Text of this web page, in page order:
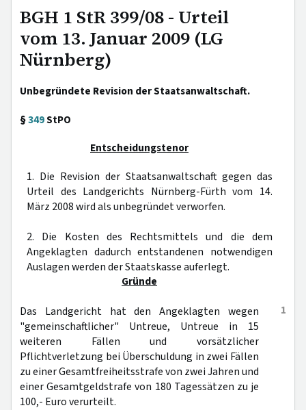
BGH 1 StR 399/08 - Urteil
vom 13. Januar 2009 (LG
Nürnberg)
Unbegründete Revision der Staatsanwaltschaft.
§349StPO
Entscheidungstenor
1. Die Revision der Staatsanwaltschaft gegen das
Urteil des Landgerichts Nürnberg-Fürth vom 14.
März 2008 wird als unbegründet verworfen.
2. Die Kosten des Rechtsmittels und die dem
Angeklagten dadurch entstandenen notwendigen
Auslagen werden der Staatskasse auferlegt.
Gründe
1
Das Landgericht hat den Angeklagten wegen
"gemeinschaftlicher" Untreue, Untreue in 15
weiteren Fällen und vorsätzlicher
Pflichtverletzung bei Überschuldung in zwei Fällen
zu einer Gesamtfreiheitsstrafe von zwei Jahren und
einer Gesamtgeldstrafe von 180 Tagessätzen zu je
100,- Euro verurteilt.